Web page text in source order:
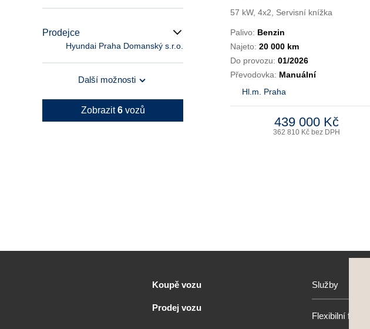
Prodejce
Hyundai Praha Domanský s.r.o.
Další možnosti
Zobrazit6vozů
57 kW, 4x2, Servisní knížka
Palivo: Benzin
Najeto: 20 000 km
Do provozu: 01/2026
Převodovka: Manuální
Hl.m. Praha
439 000 Kč
362 810 Kč bez DPH
Koupě vozu
Prodej vozu
Služby
Flexibilní